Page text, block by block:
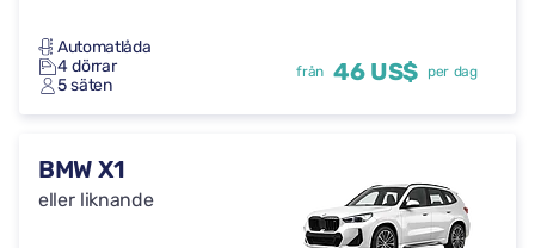
Automatlåda
4 dörrar
5 säten
från 46 US$ per dag
BMW X1
eller liknande